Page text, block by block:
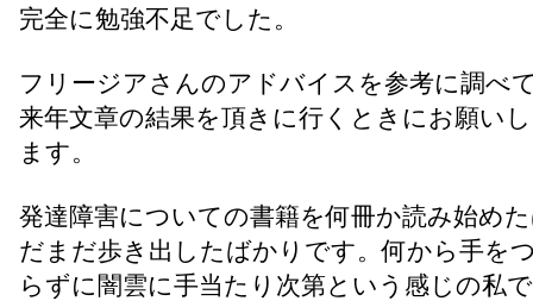
完全に勉強不足でした。
フリージアさんのアドバイスを参考に調べ
来年文章の結果を頂きに行くときにお願い
ます。
発達障害についての書籍を何冊か読み始め
だまだ歩き出したばかりです。何から手を
らずに闇雲に手当たり次第という感じの私